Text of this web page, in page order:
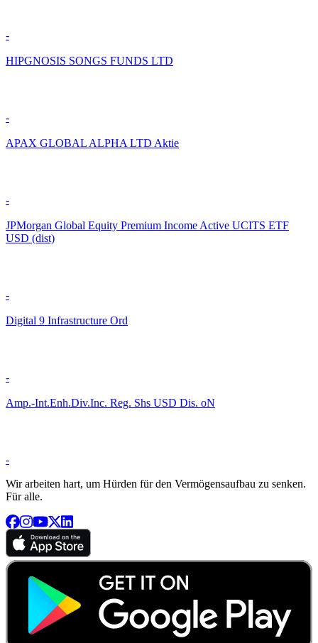
-
HIPGNOSIS SONGS FUNDS LTD
-
APAX GLOBAL ALPHA LTD Aktie
-
JPMorgan Global Equity Premium Income Active UCITS ETF
USD (dist)
-
Digital 9 Infrastructure Ord
-
Amp.-Int.Enh.Div.Inc. Reg. Shs USD Dis. oN
-
Wir arbeiten hart, um Hürden für den Vermögensaufbau zu senken.
Für alle.